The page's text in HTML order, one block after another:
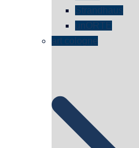
Strandhaus
unORTE
art cologne